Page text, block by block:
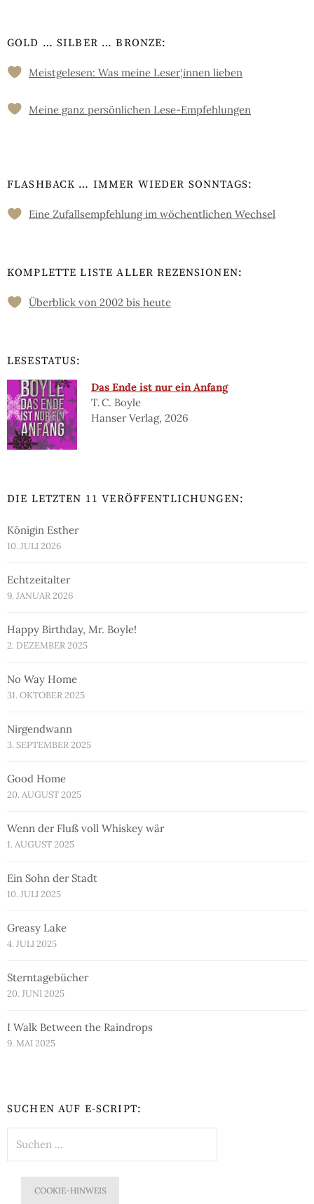
GOLD … SILBER … BRONZE:
Meistgelesen: Was meine Leser¦innen lieben
Meine ganz persön­lichen Lese-Empfeh­lungen
FLASHBACK … IMMER WIEDER SONNTAGS:
Eine Zufalls­empfehlung im wöchent­lichen Wechsel
KOMPLETTE LISTE ALLER REZENSIONEN:
Überblick von 2002 bis heute
LESESTATUS:
Das Ende ist nur ein Anfang
T. C. Boyle
Hanser Verlag, 2026
DIE LETZTEN 11 VERÖFFENTLICHUNGEN:
Königin Esther
10. JULI 2026
Echtzeitalter
9. JANUAR 2026
Happy Birthday, Mr. Boyle!
2. DEZEMBER 2025
No Way Home
31. OKTOBER 2025
Nirgendwann
3. SEPTEMBER 2025
Good Home
20. AUGUST 2025
Wenn der Fluß voll Whiskey wär
1. AUGUST 2025
Ein Sohn der Stadt
10. JULI 2025
Greasy Lake
4. JULI 2025
Sterntagebücher
20. JUNI 2025
I Walk Between the Raindrops
9. MAI 2025
SUCHEN AUF E-SCRIPT:
nach:
COOKIE-HINWEIS